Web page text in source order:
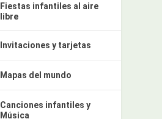
Fiestas infantiles al aire
libre
Invitaciones y tarjetas
Mapas del mundo
Canciones infantiles y
Música